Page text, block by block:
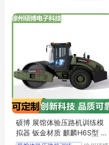
硕博 展馆体验压路机训练模
拟器 钣金材质 麒麟H6S型 仿
真软件